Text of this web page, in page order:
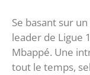
Se basant sur
leader de Ligue
Mbappé. Une
tout le temps,